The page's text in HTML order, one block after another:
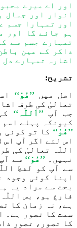
اور اے میرے
انوار اور جمال
اور تمہارا جسم
ہو جائے گا اور
تمہارے جسم سے
ذاکر کے عین
اشارہ تمہارے دل
تشریح:
اصل میں’’ھُوْ‘‘
تعالیٰ کی طرف
جب آپ’’اَللّٰہ‘‘
کیونکہ
پہلے
’’ھُوْ‘‘ کا تو کوئی
اس لئے اگر آپ اس
اللّٰہ
تعالیٰ کی
نہیں۔’’ھُوْ‘‘ سے
سے
آپ کو لفظِ
اپنا کوئی وجود
ب حت سے مراد یہ
فارغ ہو، بس اللّٰہ
ہے، نہ زمان کا
سمت کا تصور ہے۔
کا تصور،
تصورِ